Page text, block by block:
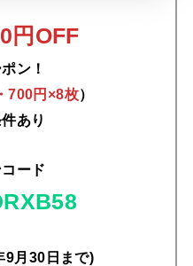
円OFF
ン！
700円×8枚）
あり
ード
9月30日まで)